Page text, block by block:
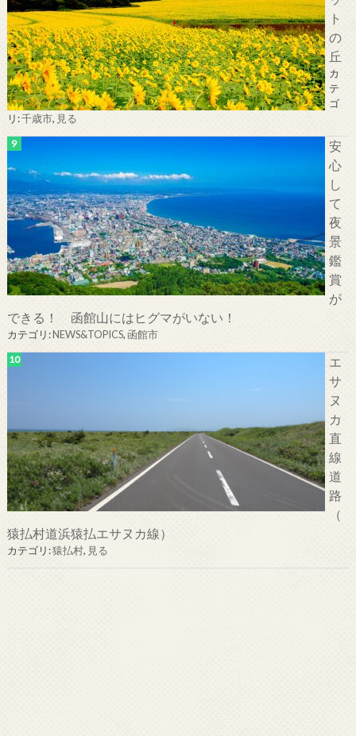
ト
の
丘
カ
テ
ゴ
リ:千歳市, 見る
安
心
し
て
夜
景
鑑
賞
が
できる！ 函館山にはヒグマがいない！
カテゴリ:NEWS&TOPICS,函館市
エ
サ
ヌ
カ
直
線
道
路
（
猿払村道浜猿払エサヌカ線）
カテゴリ:猿払村, 見る